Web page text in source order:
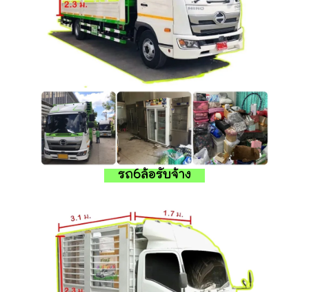
รถ6ล้อรับจ้าง